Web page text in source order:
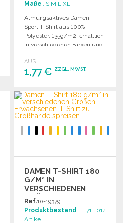
Maße : S,M,L,XL
Atmungsaktives Damen-
Sport-T-Shirt aus 100%
Polyester, 135g/m2, erhältlich
in verschiedenen Farben und
AUS
1,77 € ZZGL. MWST.
BESTELLEN
Angebot anfordern
DAMEN T-SHIRT 180
G/M² IN
VERSCHIEDENEN
GRÖSSEN
Ref.10-19379
Produktbestand : 71 014
Artikel